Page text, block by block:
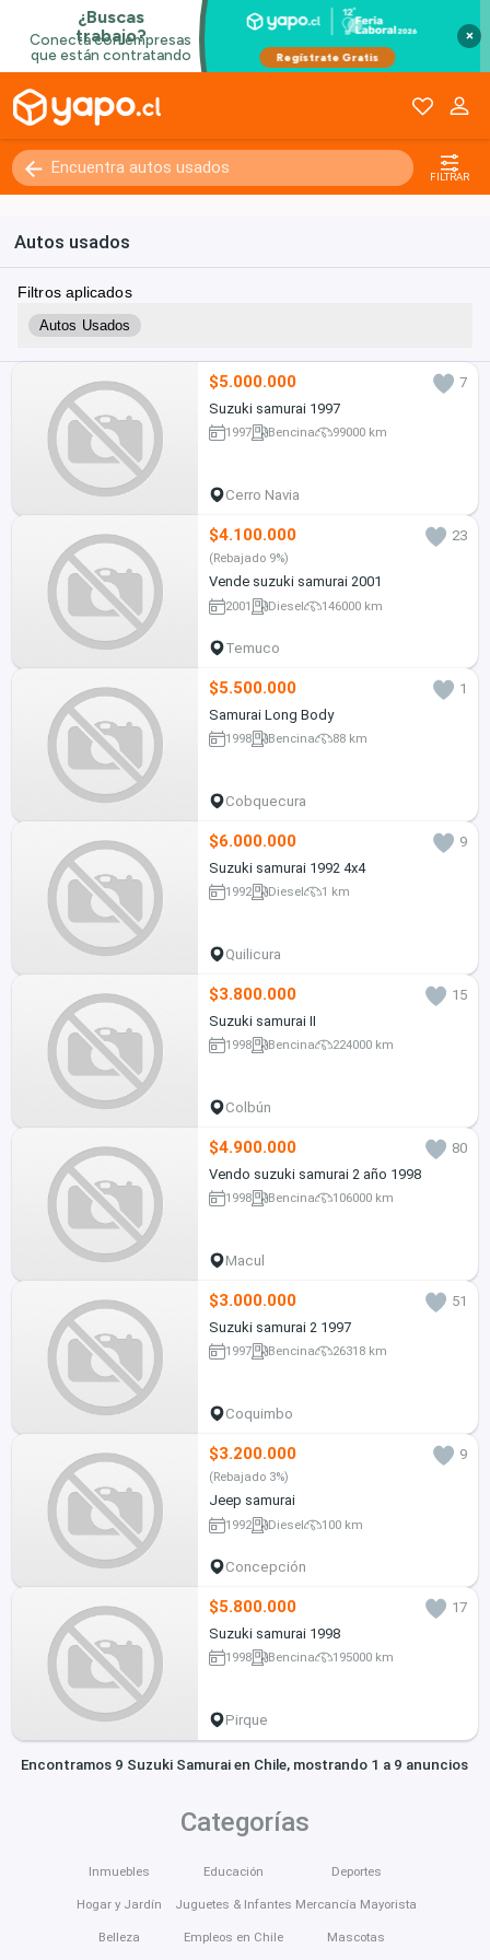
×
FILTRAR
Autos usados
Filtros aplicados
Autos Usados
$5.000.000
7
Suzuki samurai 1997
1997 Bencina 99000 km
Cerro Navia
$4.100.000 23
(Rebajado 9%)
Vende suzuki samurai 2001
2001 Diesel 146000 km
Temuco
$5.500.000
1
Samurai Long Body
1998 Bencina 88 km
Cobquecura
$6.000.000
9
Suzuki samurai 1992 4x4
1992 Diesel 1 km
Quilicura
$3.800.000
15
Suzuki samurai II
1998 Bencina 224000 km
Colbún
$4.900.000
80
Vendo suzuki samurai 2 año 1998
1998 Bencina 106000 km
Macul
$3.000.000
51
Suzuki samurai 2 1997
1997 Bencina 26318 km
Coquimbo
$3.200.000 9
(Rebajado 3%)
Jeep samurai
1992 Diesel 100 km
Concepción
$5.800.000
17
Suzuki samurai 1998
1998 Bencina 195000 km
Pirque
Encontramos 9 Suzuki Samurai en Chile, mostrando 1 a 9 anuncios
Categorías
Inmuebles
Hogar y Jardín
Belleza
Educación
Juguetes & Infantes
Empleos en Chile
Deportes
Mercancía Mayorista
Mascotas